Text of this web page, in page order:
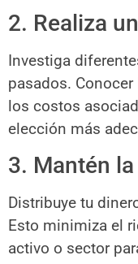
2. Realiza
Investiga
pasados.
los costos
elección más
3. Mantén
Distribuye tu
Esto minimiza el
activo o sector